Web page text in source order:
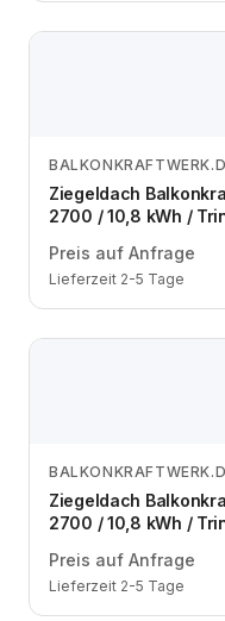
Ziegeldach
2700 / 10,8 kWh /
Preis auf Anfrage
Lieferzeit 2-5 Tage
Ziegeldach
2700 / 10,8 kWh /
Preis auf Anfrage
Lieferzeit 2-5 Tage